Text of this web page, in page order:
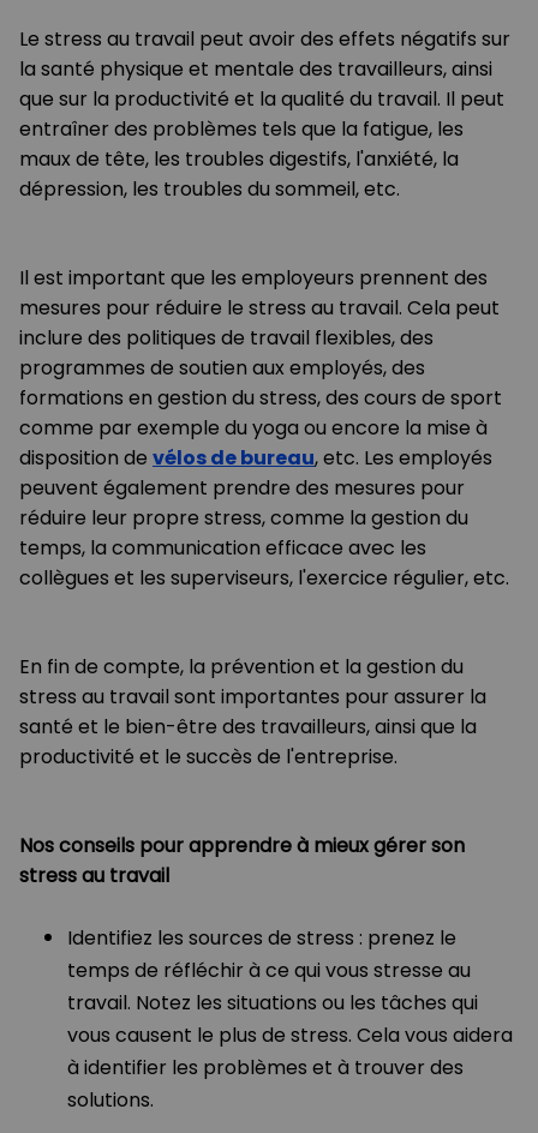
Le stress au travail peut avoir des effets négatifs sur
la santé physique et mentale des travailleurs, ainsi
que sur la productivité et la qualité du travail. Il peut
entraîner des problèmes tels que la fatigue, les
maux de tête, les troubles digestifs, l'anxiété, la
dépression, les troubles du sommeil, etc.
Il est important que les employeurs prennent des
mesures pour réduire le stress au travail. Cela peut
inclure des politiques de travail flexibles, des
programmes de soutien aux employés, des
formations en gestion du stress, des cours de sport
comme par exemple du yoga ou encore la mise à
disposition de vélos de bureau, etc. Les employés
peuvent également prendre des mesures pour
réduire leur propre stress, comme la gestion du
temps, la communication efficace avec les
collègues et les superviseurs, l'exercice régulier, etc.
En fin de compte, la prévention et la gestion du
stress au travail sont importantes pour assurer la
santé et le bien-être des travailleurs, ainsi que la
productivité et le succès de l'entreprise.
Nos conseils pour apprendre à mieux gérer son
stress au travail
Identifiez les sources de stress : prenez le
temps de réfléchir à ce qui vous stresse au
travail. Notez les situations ou les tâches qui
vous causent le plus de stress. Cela vous aidera
à identifier les problèmes et à trouver des
solutions.